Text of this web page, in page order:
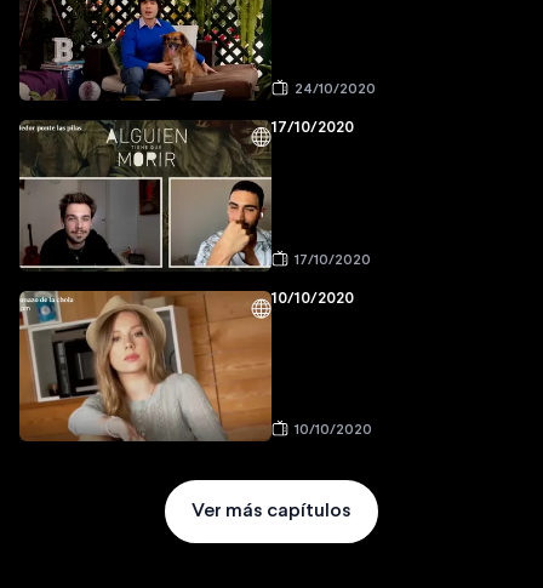
24/10/2020
17/10/2020
17/10/2020
10/10/2020
10/10/2020
Ver más capítulos